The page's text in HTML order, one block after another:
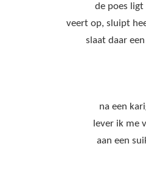
de poes ligt
veert op, sluipt
slaat daar
na een
lever ik me
aan een